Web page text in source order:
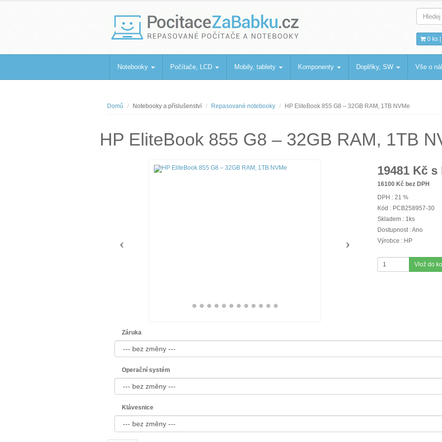
PocitaceZaBabku.cz
Repasované počítače a notebooky 0 ks |
Notebooky Počítače, LCD Mobily, tablety Komponenty Doplňky, SW Vše o
Domů Notebooky a příslušenství Repasované notebooky HP EliteBook 855 G8 – 32GB RAM, 1TB NVMe
HP EliteBook 855 G8 – 32GB RAM, 1TB
19481 Kč s
16100 Kč bez DPH
DPH : 21 %
Kód : PCB258957-30
Skladem : 1ks
Dostupnost : Ano
Výrobce : HP
Vlož do
Záruka
Operační systém
Klávesnice